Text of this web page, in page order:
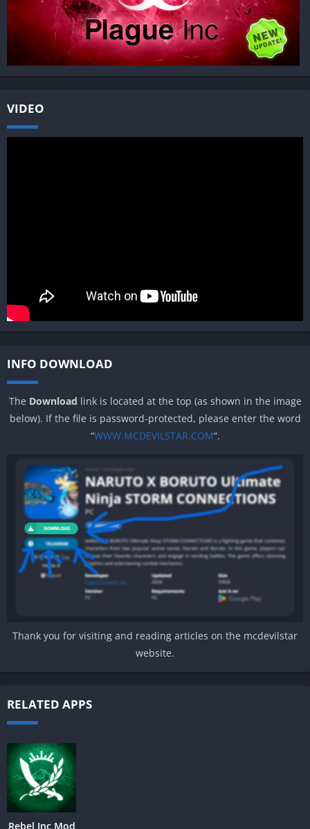
VIDEO
INFO DOWNLOAD
The Download link is located at the top (as shown in the image
below). If the file is password-protected, please enter the word
“WWW.MCDEVILSTAR.COM“.
Thank you for visiting and reading articles on the mcdevilstar
website.
RELATED APPS
Rebel Inc Mod